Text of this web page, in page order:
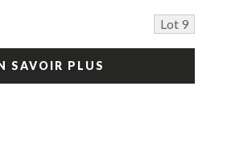
Lot 9
SAVOIR PLUS